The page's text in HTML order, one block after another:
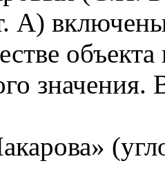
А)
значения.